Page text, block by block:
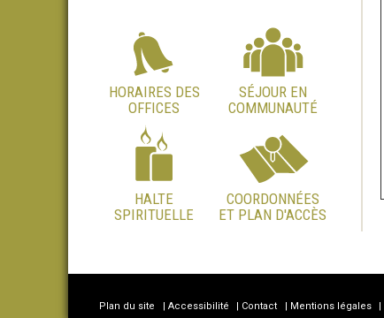
HORAIRES DES
OFFICES
SÉJOUR EN
COMMUNAUTÉ
HALTE
SPIRITUELLE
COORDONNÉES
ET PLAN D'ACCÈS
Plan du site Accessibilité Contact Mentions légales